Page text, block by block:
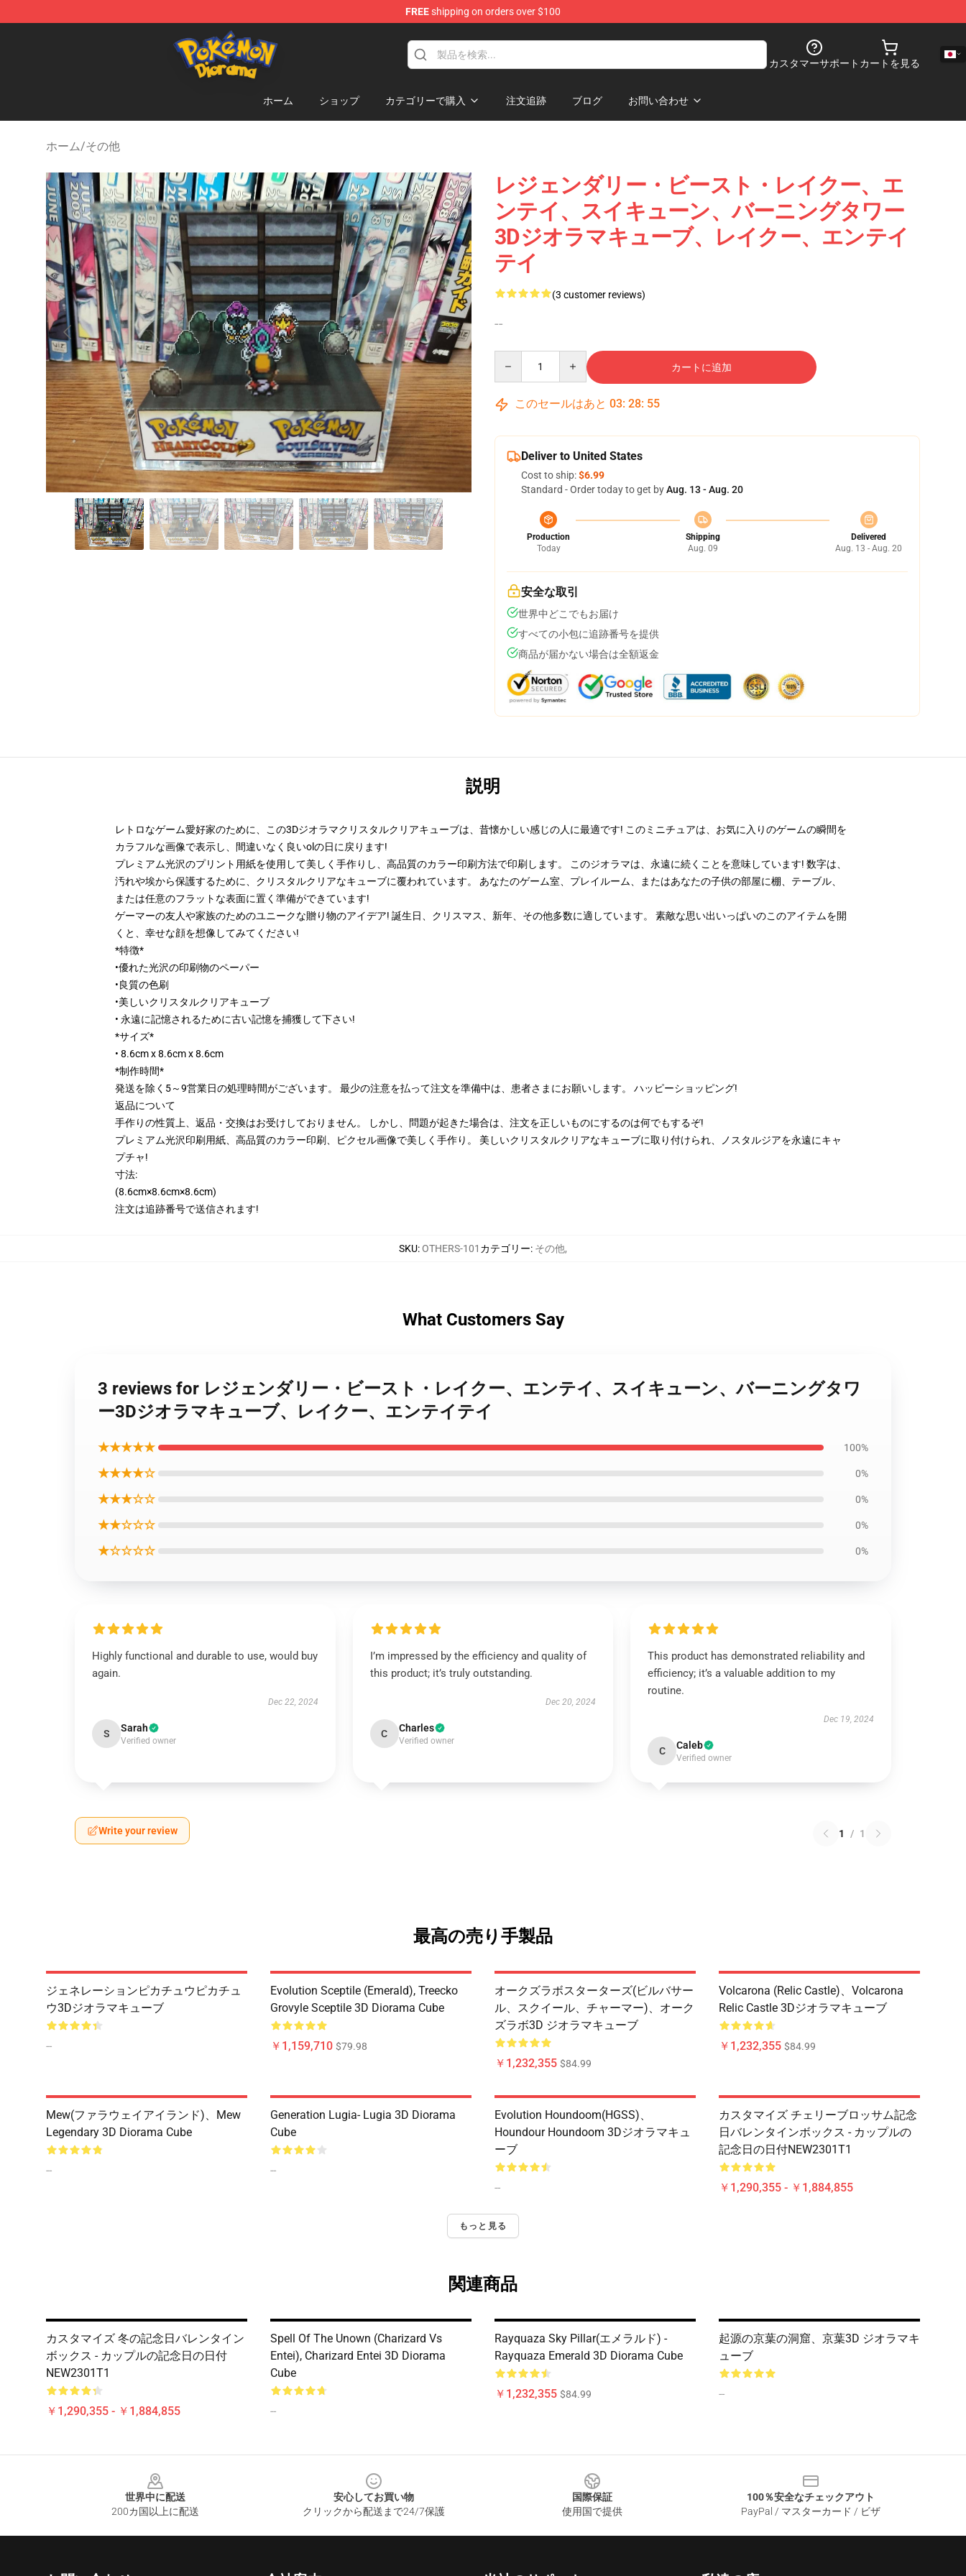
FREEshipping on orders over $100
Pokemon Diorama Shop - The Best Store of Pokemon Diorama
カスタマーサポート カートを見る
ホーム ショップ カテゴリーで購入 注文追跡 ブログ お問い合わせ
ホーム/その他
レジェンダリー・ビースト・レイクー、エ
ンテイ、スイキューン、バーニングタワー
3Dジオラマキューブ、レイクー、エンテイ
テイ
(3 customer reviews)
--
カートに追加
このセールはあと 03: 28: 55
Deliver to United States
Cost to ship:$6.99
Standard - Order today to get byAug. 13 - Aug. 20
Production
Today
Shipping
Aug. 09
Delivered
Aug. 13 - Aug. 20
安全な取引
世界中どこでもお届け
すべての小包に追跡番号を提供
商品が届かない場合は全額返金
説明
レトロなゲーム愛好家のために、この3Dジオラマクリスタルクリアキューブは、昔懐かしい感じの人に最適です! このミニチュアは、お気に入りのゲームの瞬間を
カラフルな画像で表示し、間違いなく良いolの日に戻ります!
プレミアム光沢のプリント用紙を使用して美しく手作りし、高品質のカラー印刷方法で印刷します。 このジオラマは、永遠に続くことを意味しています! 数字は、
汚れや埃から保護するために、クリスタルクリアなキューブに覆われています。 あなたのゲーム室、プレイルーム、またはあなたの子供の部屋に棚、テーブル、
または任意のフラットな表面に置く準備ができています!
ゲーマーの友人や家族のためのユニークな贈り物のアイデア! 誕生日、クリスマス、新年、その他多数に適しています。 素敵な思い出いっぱいのこのアイテムを開
くと、幸せな顔を想像してみてください!
*特徴*
•優れた光沢の印刷物のペーパー
•良質の色刷
•美しいクリスタルクリアキューブ
• 永遠に記憶されるために古い記憶を捕獲して下さい!
*サイズ*
• 8.6cm x 8.6cm x 8.6cm
*制作時間*
発送を除く5～9営業日の処理時間がございます。 最少の注意を払って注文を準備中は、患者さまにお願いします。 ハッピーショッピング!
返品について
手作りの性質上、返品・交換はお受けしておりません。 しかし、問題が起きた場合は、注文を正しいものにするのは何でもするぞ!
プレミアム光沢印刷用紙、高品質のカラー印刷、ピクセル画像で美しく手作り。 美しいクリスタルクリアなキューブに取り付けられ、ノスタルジアを永遠にキャ
プチャ!
寸法:
(8.6cm×8.6cm×8.6cm)
注文は追跡番号で送信されます!
SKU:OTHERS-101 カテゴリー: その他,
What Customers Say
3 reviews for レジェンダリー・ビースト・レイクー、エンテイ、スイキューン、バーニングタワ
ー3Dジオラマキューブ、レイクー、エンテイテイ
★★★★★ 100%
★★★★☆ 0%
★★★☆☆ 0%
★★☆☆☆ 0%
★☆☆☆☆ 0%
Highly functional and durable to use, would buy
again.
Dec 22, 2024
S Sarah
Verified owner
I’m impressed by the efficiency and quality of
this product; it’s truly outstanding.
Dec 20, 2024
C Charles
Verified owner
This product has demonstrated reliability and
efficiency; it’s a valuable addition to my
routine.
Dec 19, 2024
C Caleb
Verified owner
Write your review 1 / 1
最高の売り手製品
ジェネレーションピカチュウピカチュ
ウ3Dジオラマキューブ
--
Evolution Sceptile (Emerald), Treecko
Grovyle Sceptile 3D Diorama Cube
￥1,159,710 $79.98
オークズラボスターターズ(ビルバサー
ル、スクイール、チャーマー)、オーク
ズラボ3D ジオラマキューブ
￥1,232,355 $84.99
Volcarona (Relic Castle)、Volcarona
Relic Castle 3Dジオラマキューブ
￥1,232,355 $84.99
Mew(ファラウェイアイランド)、Mew
Legendary 3D Diorama Cube
--
Generation Lugia- Lugia 3D Diorama
Cube
--
Evolution Houndoom(HGSS)、
Houndour Houndoom 3Dジオラマキュ
ーブ
--
カスタマイズ チェリーブロッサム記念
日バレンタインボックス - カップルの
記念日の日付NEW2301T1
￥1,290,355 - ￥1,884,855
もっと見る
関連商品
カスタマイズ 冬の記念日バレンタイン
ボックス - カップルの記念日の日付
NEW2301T1
￥1,290,355 - ￥1,884,855
Spell Of The Unown (Charizard Vs
Entei), Charizard Entei 3D Diorama
Cube
--
Rayquaza Sky Pillar(エメラルド) -
Rayquaza Emerald 3D Diorama Cube
￥1,232,355 $84.99
起源の京葉の洞窟、京葉3D ジオラマキ
ューブ
--
世界中に配送
200カ国以上に配送
安心してお買い物
クリックから配送まで24/7保護
国際保証
使用国で提供
100％安全なチェックアウト
PayPal / マスターカード / ビザ